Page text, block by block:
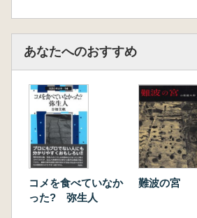
あなたへのおすすめ
コメを食べていなか
った? 弥生人
難波の宮